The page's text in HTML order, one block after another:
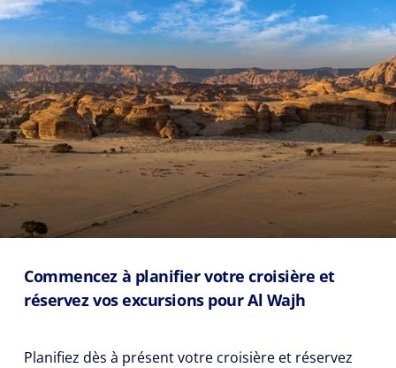
Commencez à planifier votre croisière et
réservez vos excursions pour Al Wajh
Planifiez dès à présent votre croisière et réservez